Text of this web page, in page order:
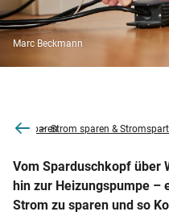
Marc Beckmann
sparenStrom sparen &
Vom Sparduschkopf über
hin zur Heizungspumpe –
Strom zu sparen und so